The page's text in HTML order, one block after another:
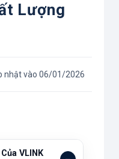
Lượng
nhật vào 06/01/2026
Của VLINK